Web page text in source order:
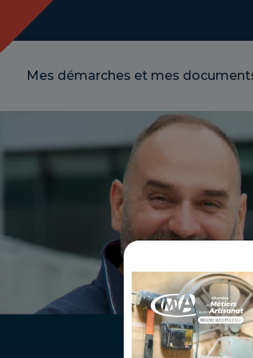
Mes démarches et mes